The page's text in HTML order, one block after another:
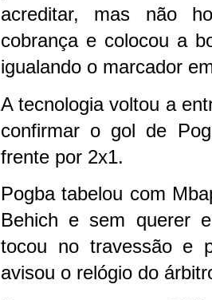
acreditar, mas não
cobrança e colocou a
igualando o marcador
A tecnologia voltou a
confirmar o gol de
frente por 2x1.
Pogba tabelou com
Behich e sem querer
tocou no travessão e
avisou o relógio do